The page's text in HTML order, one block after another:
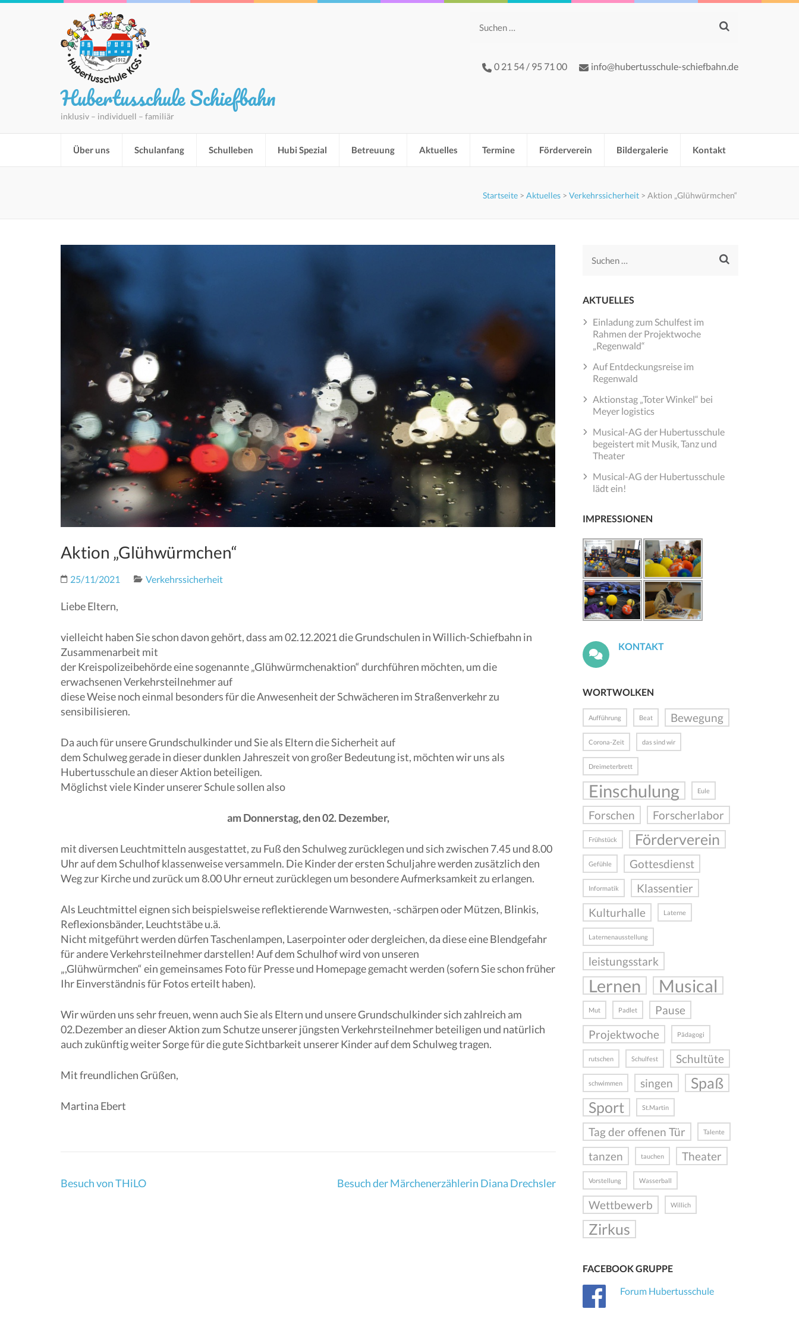
Hubertusschule Schiefbahn
inklusiv – individuell – familiär
Suchen
0 21 54 / 95 71 00 info@hubertusschule-schiefbahn.de
Über uns Schulanfang Schulleben Hubi Spezial Betreuung Aktuelles Termine Förderverein Bildergalerie Kontakt
Startseite > Aktuelles > Verkehrssicherheit > Aktion „Glühwürmchen“
Aktion „Glühwürmchen“
25/11/2021 Verkehrssicherheit
Liebe Eltern,
vielleicht haben Sie schon davon gehört, dass am 02.12.2021 die Grundschulen in Willich-Schiefbahn in
Zusammenarbeit mit
der Kreispolizeibehörde eine sogenannte „Glühwürmchenaktion“ durchführen möchten, um die
erwachsenen Verkehrsteilnehmer auf
diese Weise noch einmal besonders für die Anwesenheit der Schwächeren im Straßenverkehr zu
sensibilisieren.
Da auch für unsere Grundschulkinder und Sie als Eltern die Sicherheit auf
dem Schulweg gerade in dieser dunklen Jahreszeit von großer Bedeutung ist, möchten wir uns als
Hubertusschule an dieser Aktion beteiligen.
Möglichst viele Kinder unserer Schule sollen also
am Donnerstag, den 02. Dezember,
mit diversen Leuchtmitteln ausgestattet, zu Fuß den Schulweg zurücklegen und sich zwischen 7.45 und 8.00
Uhr auf dem Schulhof klassenweise versammeln. Die Kinder der ersten Schuljahre werden zusätzlich den
Weg zur Kirche und zurück um 8.00 Uhr erneut zurücklegen um besondere Aufmerksamkeit zu erlangen.
Als Leuchtmittel eignen sich beispielsweise reflektierende Warnwesten, -schärpen oder Mützen, Blinkis,
Reflexionsbänder, Leuchtstäbe u.ä.
Nicht mitgeführt werden dürfen Taschenlampen, Laserpointer oder dergleichen, da diese eine Blendgefahr
für andere Verkehrsteilnehmer darstellen! Auf dem Schulhof wird von unseren
„,Glühwürmchen“ ein gemeinsames Foto für Presse und Homepage gemacht werden (sofern Sie schon früher
Ihr Einverständnis für Fotos erteilt haben).
Wir würden uns sehr freuen, wenn auch Sie als Eltern und unsere Grundschulkinder sich zahlreich am
02.Dezember an dieser Aktion zum Schutze unserer jüngsten Verkehrsteilnehmer beteiligen und natürlich
auch zukünftig weiter Sorge für die gute Sichtbarkeit unserer Kinder auf dem Schulweg tragen.
Mit freundlichen Grüßen,
Martina Ebert
Beitragsnavigation
Besuch von THiLO Besuch der Märchenerzählerin Diana Drechsler
Suchen
AKTUELLES
Einladung zum Schulfest im
Rahmen der Projektwoche
„Regenwald“
Auf Entdeckungsreise im
Regenwald
Aktionstag „Toter Winkel“ bei
Meyer logistics
Musical-AG der Hubertusschule
begeistert mit Musik, Tanz und
Theater
Musical-AG der Hubertusschule
lädt ein!
IMPRESSIONEN
KONTAKT
WORTWOLKEN
Aufführung Beat Bewegung
Corona-Zeit das sind wir
Dreimeterbrett
Einschulung Eule
Forschen Forscherlabor
Frühstück Förderverein
Gefühle Gottesdienst
Informatik
Klassentier
Kulturhalle
Laterne
Laternenausstellung
leistungsstark
Lernen Musical
Mut Padlet
Pause
Projektwoche
Pädagogi
rutschen Schulfest Schultüte
schwimmen singen
Spaß
Sport
St.Martin
Tag der offenen Tür Talente
tanzen tauchen Theater
Vorstellung Wasserball
Wettbewerb Willich
Zirkus
FACEBOOK GRUPPE
Forum Hubertusschule